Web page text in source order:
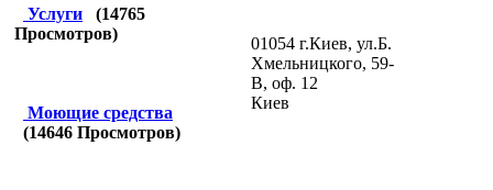
Услуги (14765
Просмотров)
Моющие средства
(14646 Просмотров)
01054 г.Киев, ул.Б.
Хмельницкого, 59-
В, оф. 12
Киев